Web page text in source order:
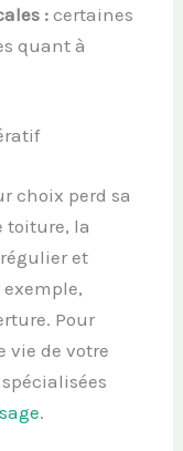
: certaines
quant à
choix perd sa
toiture, la
et
Pour
vie de votre
.